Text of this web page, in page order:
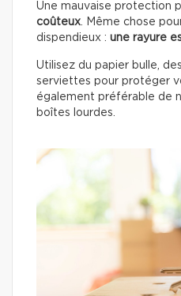
Une mauvaise protection
coûteux. Même chose
dispendieux : une rayure
Utilisez du papier bulle,
serviettes pour protéger
également préférable de
boîtes lourdes.